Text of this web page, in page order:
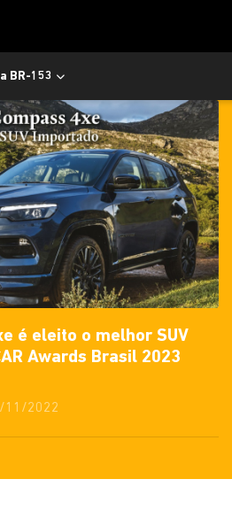
BR-153
é eleito o melhor SUV
Awards Brasil 2023
11/2022